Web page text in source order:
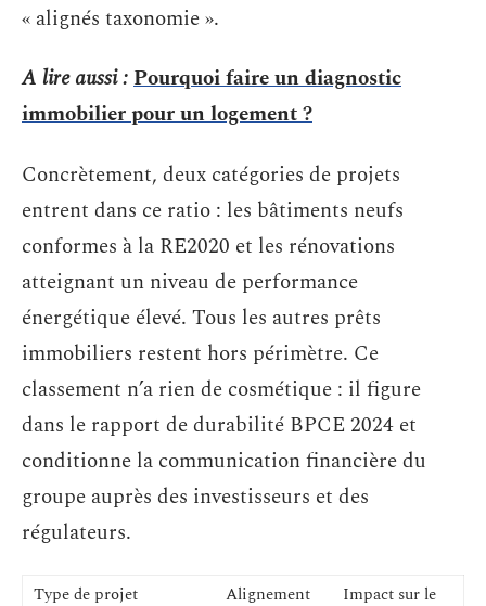
« alignés taxonomie ».
A lire aussi :Pourquoi faire un diagnostic
immobilier pour un logement ?
Concrètement, deux catégories de projets
entrent dans ce ratio : les bâtiments neufs
conformes à la RE2020 et les rénovations
atteignant un niveau de performance
énergétique élevé. Tous les autres prêts
immobiliers restent hors périmètre. Ce
classement n’a rien de cosmétique : il figure
dans le rapport de durabilité BPCE 2024 et
conditionne la communication financière du
groupe auprès des investisseurs et des
régulateurs.
Type de projet Alignement Impact sur le